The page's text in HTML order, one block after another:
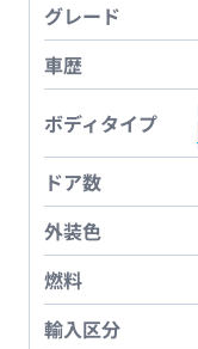
グレード
車歴
ボディタイプ
ドア数
外装色
燃料
輸入区分